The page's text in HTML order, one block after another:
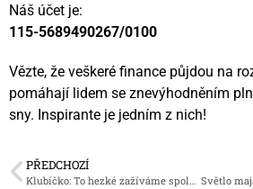
Náš účet je:
115-5689490267/0100
Vězte, že veškeré finance půjdou na
pomáhají lidem se znevýhodněním
sny. Inspirante je jedním z nich!
PŘEDCHOZÍ
Klubíčko: To hezké zažíváme společně